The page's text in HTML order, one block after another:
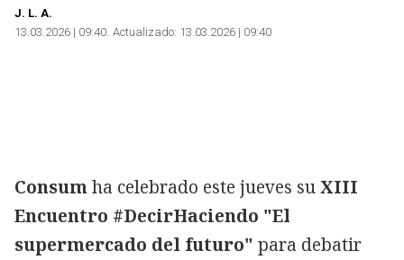
J. L. A.
13.03.2026 | 09:40 Actualizado: 13.03.2026 | 09:40
Consumha celebrado este jueves suXIII
Encuentro #DecirHaciendo "El
supermercado del futuro" para debatir